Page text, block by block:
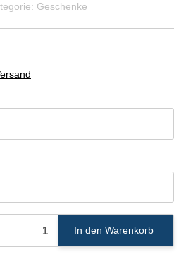
Geschenke
In den Warenkorb